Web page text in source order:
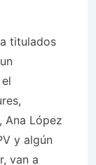
titulados
Ana López
y algún
van a